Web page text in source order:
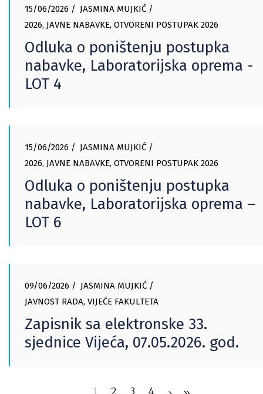
15/06/2026
JASMINA MUJKIĆ
2026, JAVNE NABAVKE, OTVORENI POSTUPAK 2026
Odluka o poništenju postupka
nabavke, Laboratorijska oprema -
LOT 4
15/06/2026
JASMINA MUJKIĆ
2026, JAVNE NABAVKE, OTVORENI POSTUPAK 2026
Odluka o poništenju postupka
nabavke, Laboratorijska oprema –
LOT 6
09/06/2026
JASMINA MUJKIĆ
JAVNOST RADA, VIJEĆE FAKULTETA
Zapisnik sa elektronske 33.
sjednice Vijeća, 07.05.2026. god.
1 2 3 4